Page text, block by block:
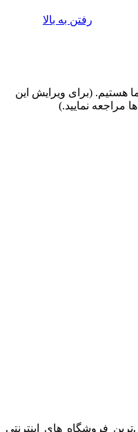
رفتن به بالا
شما هستیم. (برای ویرایش این
مراجعه نمایید.)
فروشگاه های اینترنتی